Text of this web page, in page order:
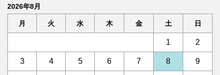
2026年8月
月 火 水 木 金 土 日
1 2
3 4 5 6 7 8 9